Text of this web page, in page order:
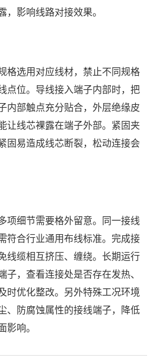
，影响线路对接效果。
格选用对应线材，禁止不同规格
点位。导线接入端子内部时，把
内部触点充分贴合，外层绝缘皮
让线芯裸露在端子外部。紧固夹
固易造成线芯断裂，松动连接会
项细节需要格外留意。同一接线
符合行业通用布线标准。完成接
线缆相互挤压、缠绕。长期运行
子，查看连接处是否存在发热、
时优化整改。另外特殊工况环境
、防腐蚀属性的接线端子，降低
影响。